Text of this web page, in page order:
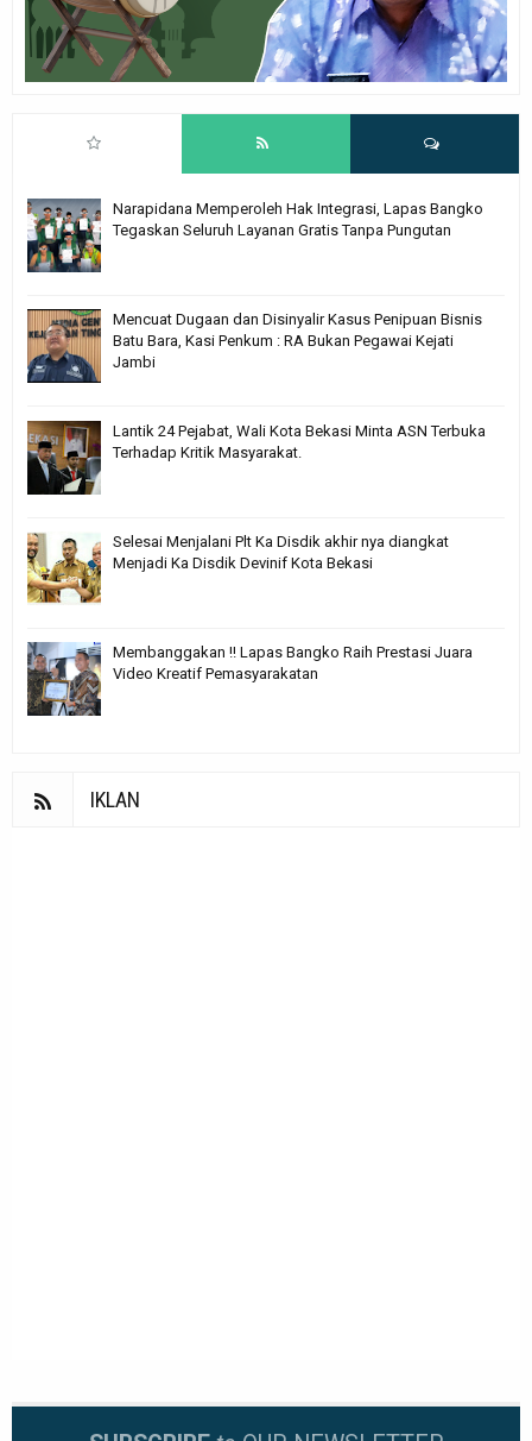
Narapidana Memperoleh Hak Integrasi, Lapas Bangko
Tegaskan Seluruh Layanan Gratis Tanpa Pungutan
Mencuat Dugaan dan Disinyalir Kasus Penipuan Bisnis
Batu Bara, Kasi Penkum : RA Bukan Pegawai Kejati
Jambi
Lantik 24 Pejabat, Wali Kota Bekasi Minta ASN Terbuka
Terhadap Kritik Masyarakat.
Selesai Menjalani Plt Ka Disdik akhir nya diangkat
Menjadi Ka Disdik Devinif Kota Bekasi
Membanggakan !! Lapas Bangko Raih Prestasi Juara
Video Kreatif Pemasyarakatan
IKLAN